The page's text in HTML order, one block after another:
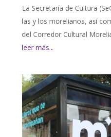
La Secretaría de Cultura
las y los morelianos, así
del Corredor Cultural
leer más...